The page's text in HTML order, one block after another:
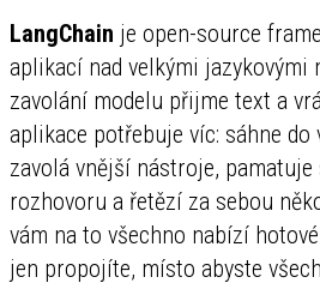
LangChain je open-source
aplikací nad velkými jazykovými
zavolání modelu přijme text a
aplikace potřebuje víc: sáhne do
zavolá vnější nástroje,
rozhovoru a řetězí za sebou
vám na to všechno nabízí
jen propojíte, místo abyste